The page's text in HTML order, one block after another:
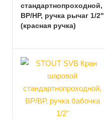
стандартнопроходной,
ВР/НР, ручка рычаг 1/2"
(красная ручка)